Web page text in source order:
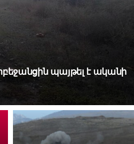
պայթել է ականի